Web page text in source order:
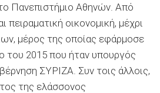
Πανεπιστήμιο Αθηνών. Από
πειραματική οικονομική, μέχρι
μέρος της οποίας εφάρμοσε
του 2015 που ήταν υπουργός
ΣΥΡΙΖΑ. Συν τοις άλλοις,
της ελάσσονος